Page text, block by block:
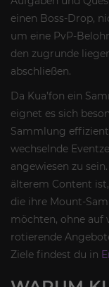
einen Boss-Drop,
um eine PvP-
den zugrunde
abschließen.
Da Kua’fon ein
eignet es sich
Sammlung
wechselnde
angewiesen zu
älterem Content
die ihre Mount-
möchten, ohne auf
rotierende
Ziele findest du in